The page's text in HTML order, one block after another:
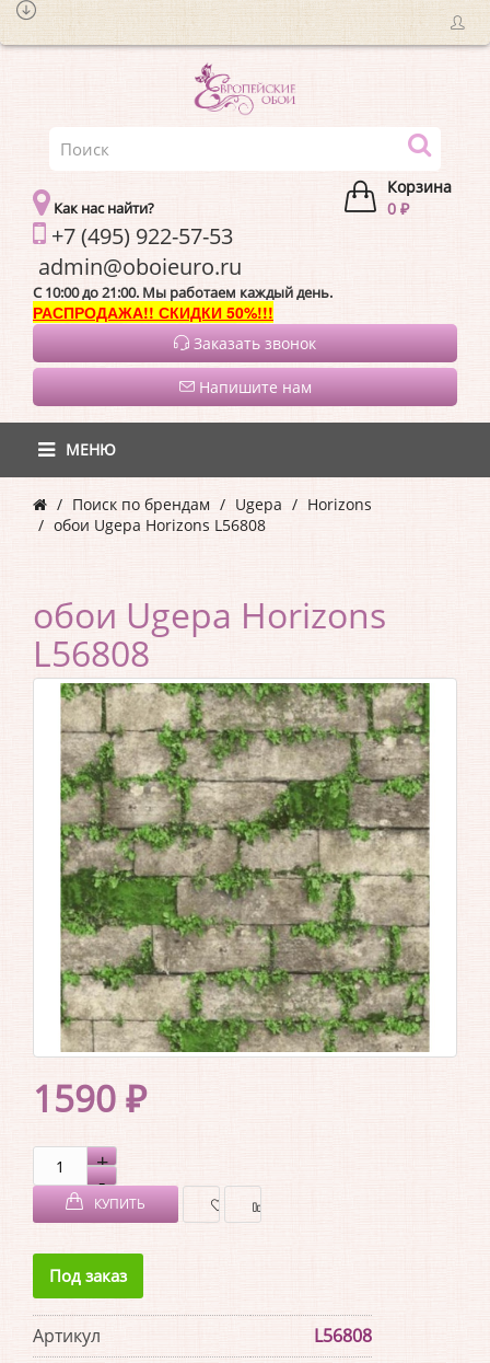
Корзина
0 ₽
Как нас найти?
+7 (495) 922-57-53
C 10:00 до 21:00. Мы работаем каждый день.
РАСПРОДАЖА!! СКИДКИ 50%!!!
Заказать звонок
Напишите нам
МЕНЮ
Поиск по брендам Ugepa
Horizons
обои Ugepa Horizons L56808
обои Ugepa Horizons
L56808
1590 ₽
КУПИТЬ
Под заказ
Артикул
L56808